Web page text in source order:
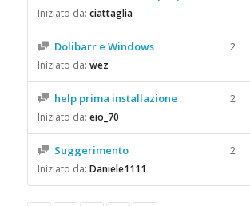
Iniziato da: ciattaglia
Dolibarr e Windows
Iniziato da: wez
2
help prima installazione
Iniziato da: eio_70
2
Suggerimento
Iniziato da: Daniele1111
2